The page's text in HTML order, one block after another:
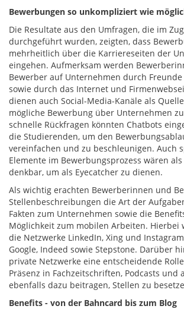
Bewerbungen so unkompliziert wie
Die Resultate aus den Umfragen, die im
durchgeführt wurden, zeigten, dass
mehrheitlich über die Karriereseiten der
eingehen. Aufmerksam werden
Bewerber auf Unternehmen durch
sowie durch das Internet und
dienen auch Social-Media-Kanäle als
mögliche Bewerbung über Unternehmen
schnelle Rückfragen könnten Chatbots
die Studierenden, um den
vereinfachen und zu beschleunigen. Auch
Elemente im Bewerbungsprozess wären
denkbar, um als Eyecatcher zu dienen.
Als wichtig erachten Bewerberinnen und
Stellenbeschreibungen die Art der
Fakten zum Unternehmen sowie die
Möglichkeit zum mobilen Arbeiten. Hierbei
die Netzwerke LinkedIn, Xing und
Google, Indeed sowie Stepstone. Darüber
private Netzwerke eine entscheidende
Präsenz in Fachzeitschriften, Podcasts und
ebenfalls dazu beitragen, Stellen zu
Benefits - von der Bahncard bis zum Blog